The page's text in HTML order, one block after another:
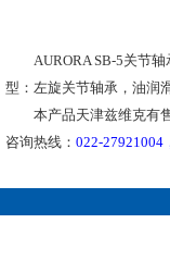
AURORA SB-5关节
型：左旋关节轴承，油润
本产品天津兹维克有
咨询热线：022-27921004